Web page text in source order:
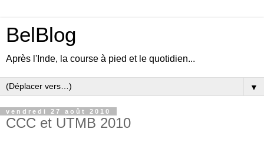
BelBlog
Après l'Inde, la course à pied et le quotidien...
▼
vendredi 27 août 2010
CCC et UTMB 2010